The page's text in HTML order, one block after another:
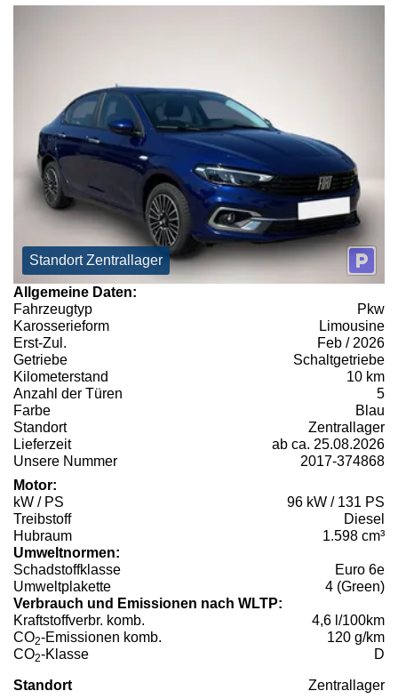
Standort Zentrallager
Allgemeine Daten:
Fahrzeugtyp
Pkw
Karosserieform
Limousine
Erst-Zul.
Feb / 2026
Getriebe
Schaltgetriebe
Kilometerstand
10 km
Anzahl der Türen
5
Farbe
Blau
Standort
Zentrallager
Lieferzeit
ab ca. 25.08.2026
Unsere Nummer
2017-374868
Motor:
kW / PS
96 kW / 131 PS
Treibstoff
Diesel
Hubraum
1.598 cm³
Umweltnormen:
Schadstoffklasse
Euro 6e
Umweltplakette
4 (Green)
Verbrauch und Emissionen nach WLTP:
Kraftstoffverbr. komb.
4,6 l/100km
CO2-Emissionen komb.
120 g/km
CO2-Klasse D
Standort Zentrallager